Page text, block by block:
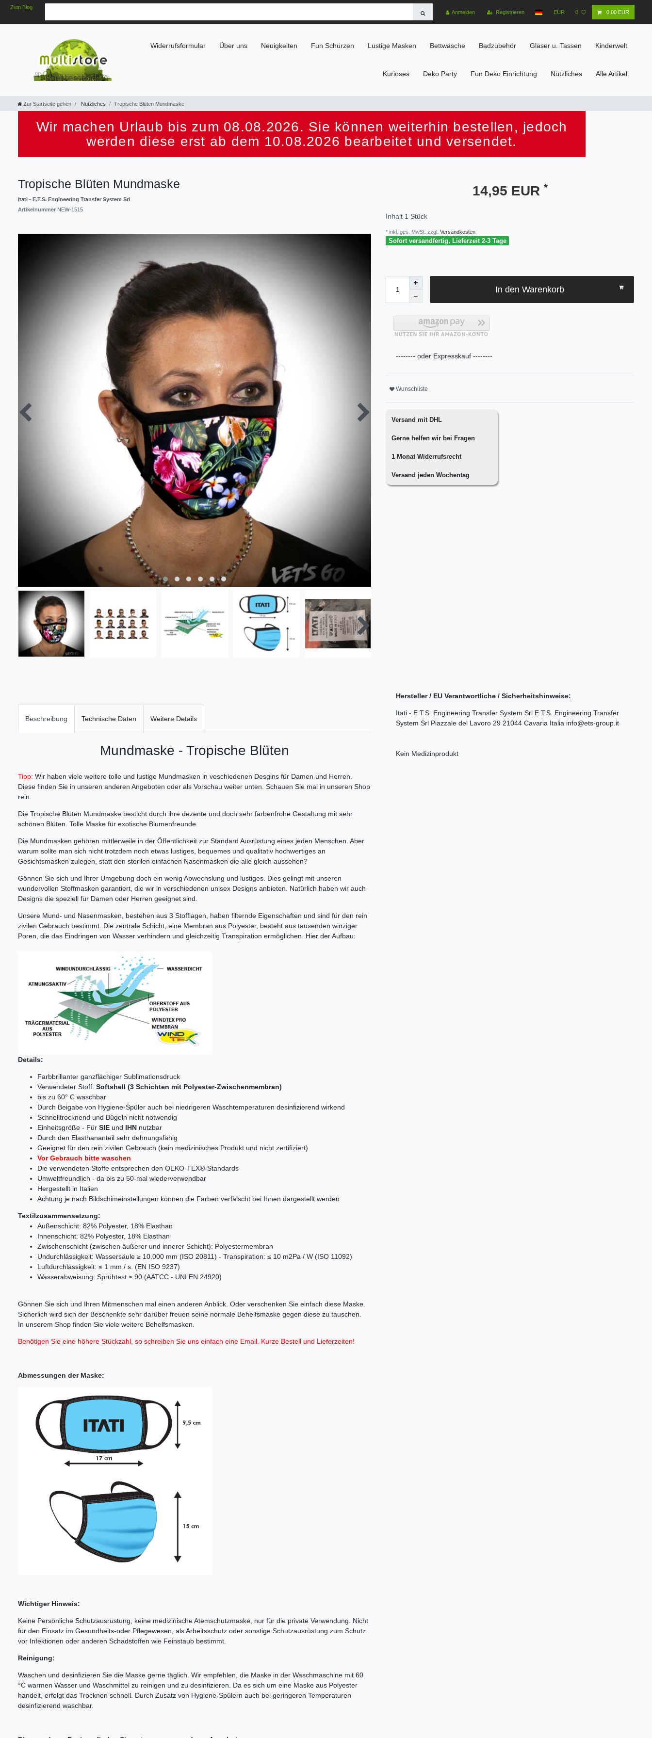
Zum Blog
Anmelden Registrieren EUR 0 0,00 EUR
Widerrufsformular Über uns Neuigkeiten Fun Schürzen Lustige Masken Bettwäsche Badzubehör Gläser u. Tassen Kinderwelt
Kurioses Deko Party Fun Deko Einrichtung Nützliches Alle Artikel
Zur Startseite gehen Nützliches Tropische Blüten Mundmaske
Wir machen Urlaub bis zum 08.08.2026. Sie können weiterhin bestellen, jedoch
werden diese erst ab dem 10.08.2026 bearbeitet und versendet.
Tropische Blüten Mundmaske
Itati - E.T.S. Engineering Transfer System Srl
Artikelnummer NEW-1515
14,95 EUR *
Inhalt 1 Stück
* inkl. ges. MwSt. zzgl. Versandkosten
Sofort versandfertig, Lieferzeit 2-3 Tage
In den Warenkorb
-------- oder Expresskauf --------
Wunschliste
Versand mit DHL
Gerne helfen wir bei Fragen
1 Monat Widerrufsrecht
Versand jeden Wochentag
Beschreibung Technische Daten Weitere Details
Mundmaske - Tropische Blüten
Tipp: Wir haben viele weitere tolle und lustige Mundmasken in veschiedenen Desgins für Damen und Herren.
Diese finden Sie in unseren anderen Angeboten oder als Vorschau weiter unten. Schauen Sie mal in unseren Shop
rein.
Die Tropische Blüten Mundmaske besticht durch ihre dezente und doch sehr farbenfrohe Gestaltung mit sehr
schönen Blüten. Tolle Maske für exotische Blumenfreunde.
Die Mundmasken gehören mittlerweile in der Öffentlichkeit zur Standard Ausrüstung eines jeden Menschen. Aber
warum sollte man sich nicht trotzdem noch etwas lustiges, bequemes und qualitativ hochwertiges an
Gesichtsmasken zulegen, statt den sterilen einfachen Nasenmasken die alle gleich aussehen?
Gönnen Sie sich und Ihrer Umgebung doch ein wenig Abwechslung und lustiges. Dies gelingt mit unseren
wundervollen Stoffmasken garantiert, die wir in verschiedenen unisex Designs anbieten. Natürlich haben wir auch
Designs die speziell für Damen oder Herren geeignet sind.
Unsere Mund- und Nasenmasken, bestehen aus 3 Stofflagen, haben filternde Eigenschaften und sind für den rein
zivilen Gebrauch bestimmt. Die zentrale Schicht, eine Membran aus Polyester, besteht aus tausenden winziger
Poren, die das Eindringen von Wasser verhindern und gleichzeitig Transpiration ermöglichen. Hier der Aufbau:
Details:
Farbbrillanter ganzflächiger Sublimationsdruck
Verwendeter Stoff: Softshell (3 Schichten mit Polyester-Zwischenmembran)
bis zu 60° C waschbar
Durch Beigabe von Hygiene-Spüler auch bei niedrigeren Waschtemperaturen desinfizierend wirkend
Schnelltrocknend und Bügeln nicht notwendig
Einheitsgröße - Für SIE und IHN nutzbar
Durch den Elasthananteil sehr dehnungsfähig
Geeignet für den rein zivilen Gebrauch (kein medizinisches Produkt und nicht zertifiziert)
Vor Gebrauch bitte waschen
Die verwendeten Stoffe entsprechen den OEKO-TEX®-Standards
Umweltfreundlich - da bis zu 50-mal wiederverwendbar
Hergestellt in Italien
Achtung je nach Bildschimeinstellungen können die Farben verfälscht bei Ihnen dargestellt werden
Textilzusammensetzung:
Außenschicht: 82% Polyester, 18% Elasthan
Innenschicht: 82% Polyester, 18% Elasthan
Zwischenschicht (zwischen äußerer und innerer Schicht): Polyestermembran
Undurchlässigkeit: Wassersäule ≥ 10.000 mm (ISO 20811) - Transpiration: ≤ 10 m2Pa / W (ISO 11092)
Luftdurchlässigkeit: ≤ 1 mm / s. (EN ISO 9237)
Wasserabweisung: Sprühtest ≥ 90 (AATCC - UNI EN 24920)
Gönnen Sie sich und Ihren Mitmenschen mal einen anderen Anblick. Oder verschenken Sie einfach diese Maske.
Sicherlich wird sich der Beschenkte sehr darüber freuen seine normale Behelfsmaske gegen diese zu tauschen.
In unserem Shop finden Sie viele weitere Behelfsmasken.
Benötigen Sie eine höhere Stückzahl, so schreiben Sie uns einfach eine Email. Kurze Bestell und Lieferzeiten!
Abmessungen der Maske:
Wichtiger Hinweis:
Keine Persönliche Schutzausrüstung, keine medizinische Atemschutzmaske, nur für die private Verwendung. Nicht
für den Einsatz im Gesundheits-oder Pflegewesen, als Arbeitsschutz oder sonstige Schutzausrüstung zum Schutz
vor Infektionen oder anderen Schadstoffen wie Feinstaub bestimmt.
Reinigung:
Waschen und desinfizieren Sie die Maske gerne täglich. Wir empfehlen, die Maske in der Waschmaschine mit 60
°C warmen Wasser und Waschmittel zu reinigen und zu desinfizieren. Da es sich um eine Maske aus Polyester
handelt, erfolgt das Trocknen schnell. Durch Zusatz von Hygiene-Spülern auch bei geringeren Temperaturen
desinfizierend waschbar.
Hersteller / EU Verantwortliche / Sicherheitshinweise:
Itati - E.T.S. Engineering Transfer System Srl E.T.S. Engineering Transfer
System Srl Piazzale del Lavoro 29 21044Cavaria Italia info@ets-group.it
Kein Medizinprodukt